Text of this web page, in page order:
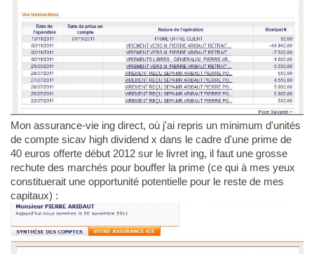
Mon assurance-vie ing direct, où j'ai repris un minimum d'unités
de compte sicav high dividend x dans le cadre d'une prime de
40 euros offerte début 2012 sur le livret ing, il faut une grosse
rechute des marchés pour bouffer la prime (ce qui à mes yeux
constituerait une opportunité potentielle pour le reste de mes
capitaux) :